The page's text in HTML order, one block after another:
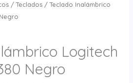
/Teclados/ Teclado Inalámbrico
Logitech
Negro